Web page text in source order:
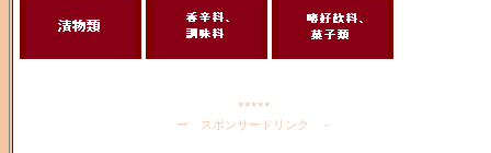
*****
ー スポンサードリンク －